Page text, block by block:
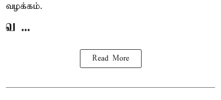
வழக்கம்.
வ ...
Read More